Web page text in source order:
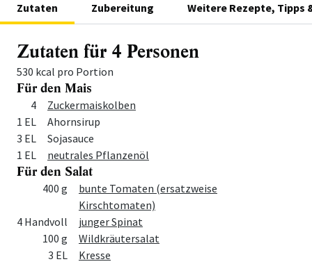
Zutaten Zubereitung Weitere Rezepte, Tipps
Zutaten für 4 Personen
530 kcal pro Portion
Für den Mais
Menge Zutat
4
Zuckermaiskolben
1 EL
Ahornsirup
3 EL
Sojasauce
1 EL
neutrales Pflanzenöl
Für den Salat
MengeZutat
400 g
bunte Tomaten (ersatzweise
Kirschtomaten)
4 Handvoll
junger Spinat
100 g
Wildkräutersalat
3 EL
Kresse